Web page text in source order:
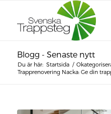
Blogg - Senaste nytt
Du är här: Startsida /
Trapprenovering Nacka: Ge din